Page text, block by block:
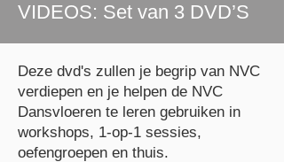
VIDEOS: Set van 3 DVD’S
Deze dvd's zullen je begrip van NVC
verdiepen en je helpen de NVC
Dansvloeren te leren gebruiken in
workshops, 1-op-1 sessies,
oefengroepen en thuis.